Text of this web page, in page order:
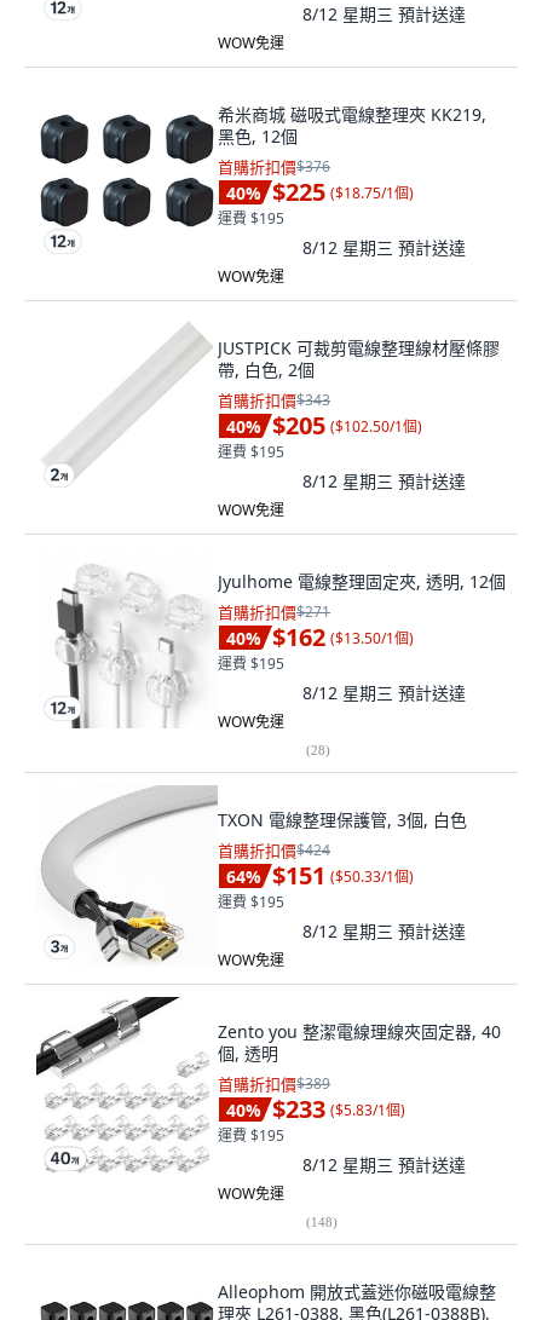
8/12 星期三 預計送達
WOW免運
希米商城 磁吸式電線整理夾 KK219,
黑色, 12個
首購折扣價$376
40% $225 ($18.75/1個)
運費 $195
8/12 星期三 預計送達
WOW免運
JUSTPICK 可裁剪電線整理線材壓條膠
帶, 白色, 2個
首購折扣價$343
40% $205 ($102.50/1個)
運費 $195
8/12 星期三 預計送達
WOW免運
Jyulhome 電線整理固定夾, 透明, 12個
首購折扣價$271
40% $162 ($13.50/1個)
運費 $195
8/12 星期三 預計送達
WOW免運
(28)
TXON 電線整理保護管, 3個, 白色
首購折扣價$424
64% $151 ($50.33/1個)
運費 $195
8/12 星期三 預計送達
WOW免運
Zento you 整潔電線理線夾固定器, 40
個, 透明
首購折扣價$389
40% $233 ($5.83/1個)
運費 $195
8/12 星期三 預計送達
WOW免運
(148)
Alleophom 開放式蓋迷你磁吸電線整
理夾 L261-0388, 黑色(L261-0388B),